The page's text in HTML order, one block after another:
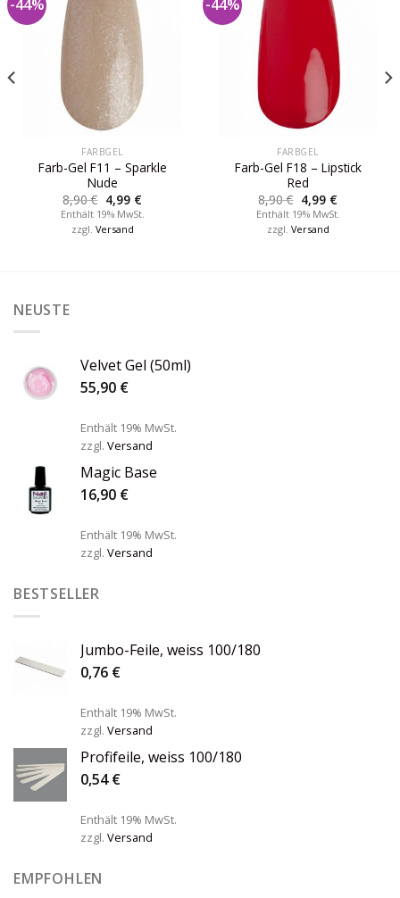
-44%
FARBGEL
Farb-Gel F11 – Sparkle
Nude
8,90€ 4,99 €
Enthält 19% MwSt.
zzgl. Versand
-44%
FARBGEL
Farb-Gel F18 – Lipstick
Red
8,90€ 4,99 €
Enthält 19% MwSt.
zzgl. Versand
NEUSTE
Velvet Gel (50ml)
55,90 €
Enthält 19% MwSt.
zzgl. Versand
Magic Base
16,90 €
Enthält 19% MwSt.
zzgl. Versand
BESTSELLER
Jumbo-Feile, weiss 100/180
0,76 €
Enthält 19% MwSt.
zzgl. Versand
Profifeile, weiss 100/180
0,54€
Enthält 19% MwSt.
zzgl. Versand
EMPFOHLEN